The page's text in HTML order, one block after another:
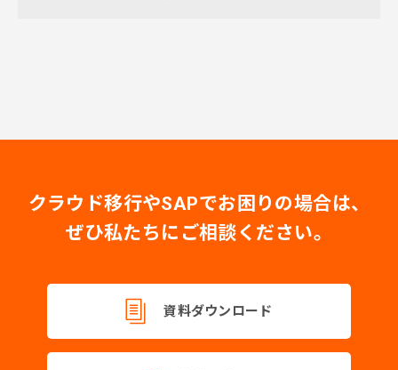
クラウド移行やSAPでお困りの場合は、
ぜひ私たちにご相談ください。
資料ダウンロード